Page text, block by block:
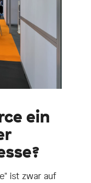
ein
ist zwar auf